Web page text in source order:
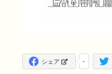
-
シェア